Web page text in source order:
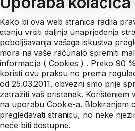
Kako bi ova web stranica radila
stanju vršiti daljnja unaprjeđenja
poboljšavanja vašega iskustva
mora na vaše računalo spremiti
informacija ( Cookies ) . Preko 90
koristi ovu praksu no prema
od 25.03.2011. obvezni smo prije
zatražiti vaš pristanak. Korištenjem
na uporabu Cookie-a. Blokiranjem
pregledavati stranicu, no neke
neće biti dostupne.